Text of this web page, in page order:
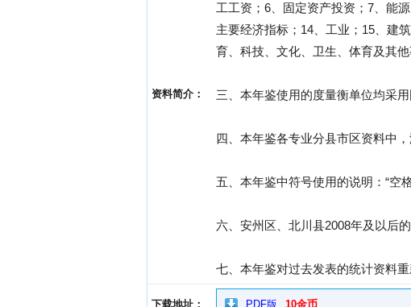
资料简介：
工工资；6、固定资产投资；7、能
主要经济指标；14、工业；15、建
育、科技、文化、卫生、体育及其他
三、本年鉴使用的度量衡单位均采用
四、本年鉴各专业分县市区资料中
五、本年鉴中符号使用的说明：“空
六、安州区、北川县2008年及以后
七、本年鉴对过去发表的统计资料
下载地址： PDF版 10金币